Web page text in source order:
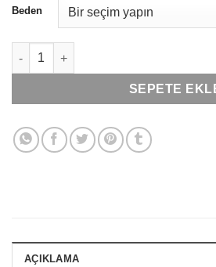
Beden
Cacharel 1315, Pamuklu & Likralı,
SEPETE
AÇIKLAMA